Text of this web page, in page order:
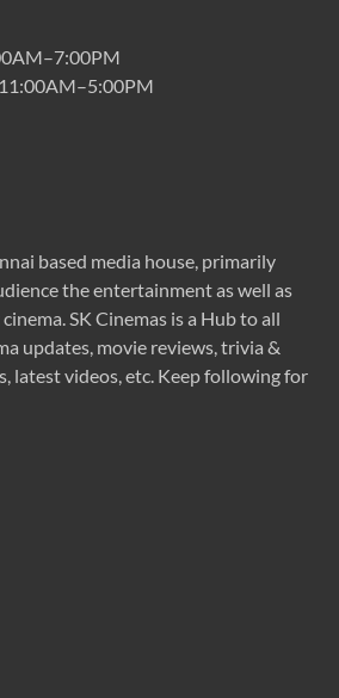
based media house, primarily
the entertainment as well as
SK Cinemas is a Hub to all
updates, movie reviews, trivia &
latest videos, etc. Keep following for